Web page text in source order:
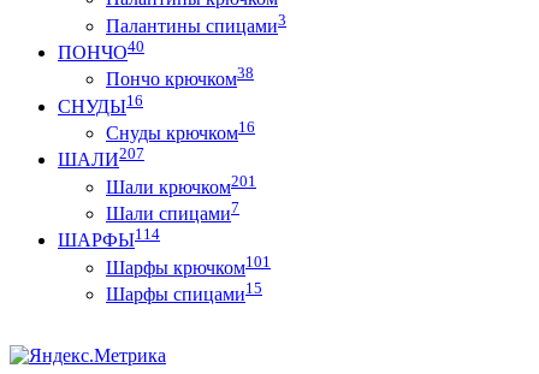
Палантины спицами3
ПОНЧО40
Пончо крючком38
СНУДЫ16
Снуды крючком16
ШАЛИ207
Шали крючком201
Шали спицами7
ШАРФЫ114
Шарфы крючком101
Шарфы спицами15